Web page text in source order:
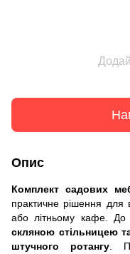
Опис
Комплект садових
практичне рішення для
або літньому кафе. До
скляною стільницею
штучного ротангу .